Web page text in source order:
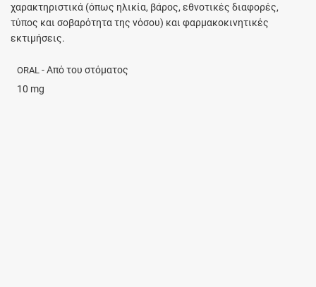
χαρακτηριστικά (όπως ηλικία, βάρος, εθνοτικές διαφορές,
τύπος και σοβαρότητα της νόσου) και φαρμακοκινητικές
εκτιμήσεις.
ORAL - Από του στόματος
10 mg